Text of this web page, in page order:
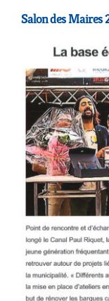
Salon des Maires